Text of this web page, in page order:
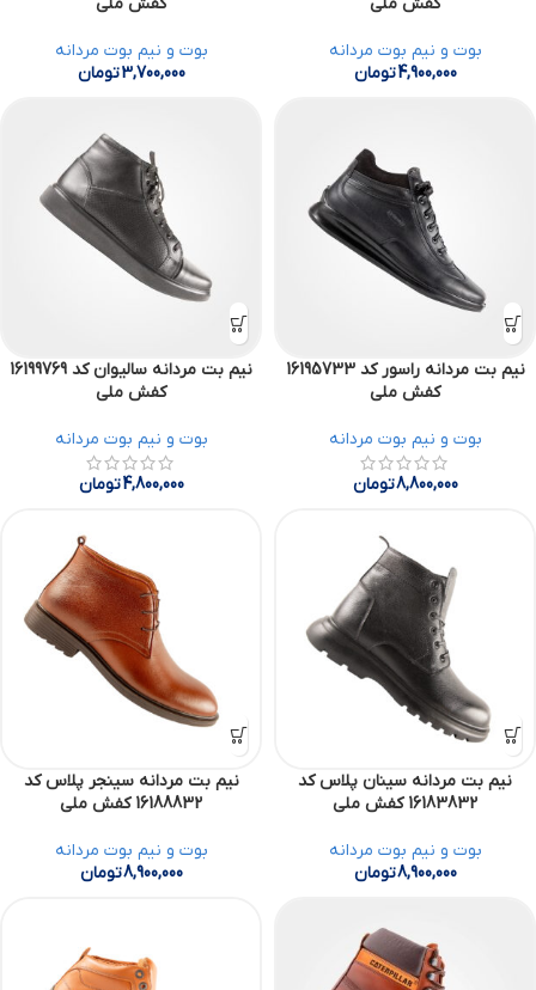
بوت و نیم بوت مردانه
4,900,000تومان
بوت و نیم بوت مردانه
3,700,000تومان
نیم بت مردانه راسور کد 16195733
کفش ملی
بوت و نیم بوت مردانه
8,800,000تومان
نیم بت مردانه سالیوان کد 16199769
کفش ملی
بوت و نیم بوت مردانه
4,800,000تومان
نیم بت مردانه سینان پلاس کد
16183832 کفش ملی
بوت و نیم بوت مردانه
8,900,000تومان
نیم بت مردانه سینجر پلاس کد
16188832 کفش ملی
بوت و نیم بوت مردانه
8,900,000تومان